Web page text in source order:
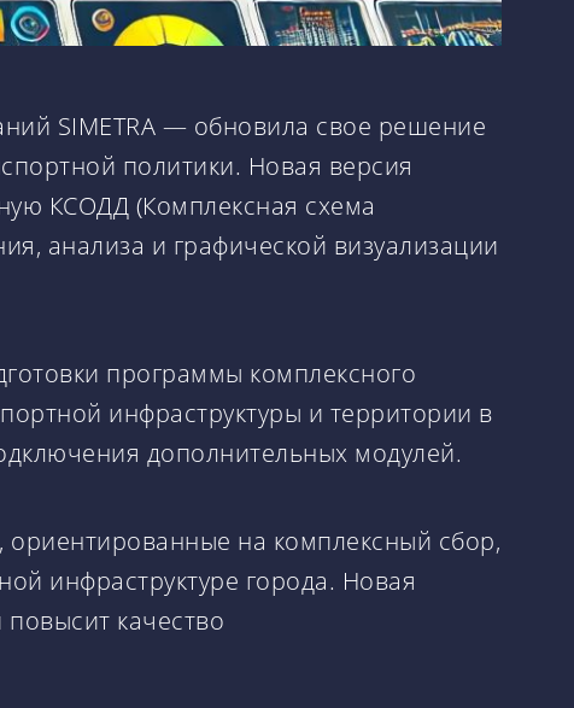
SIMETRA — обновила свое решение
политики. Новая версия
КСОДД (Комплексная схема
анализа и графической визуализации
программы комплексного
инфраструктуры и территории в
дополнительных модулей.
ориентированные на комплексный сбор,
инфраструктуре города. Новая
качество